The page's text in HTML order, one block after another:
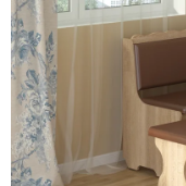
hvězdiček.